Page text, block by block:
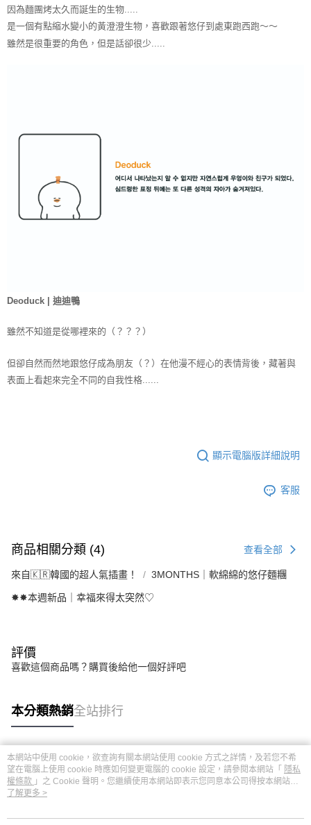
因為麵團烤太久而誕生的生物.....
是一個有點縮水變小的黃澄澄生物， 喜歡跟著悠仔到處東跑西跑～～
雖然是很重要的角色，但是話卻很少.....
Deoduck | 迪迪鴨
雖然不知道是從哪裡來的（？？？）
但卻自然而然地跟悠仔成為朋友（？） 在他漫不經心的表情背後， 藏著與
表面上看起來完全不同的自我性格......
顯示電腦版詳細說明
客服
商品相關分類 (4) 查看全部
來自🇰🇷韓國的超人氣插畫！ 3MONTHS｜軟綿綿的悠仔麵糰
✸✸本週新品｜幸福來得太突然♡
評價
喜歡這個商品嗎？購買後給他一個好評吧
本分類熱銷全站排行
熱門標籤
本網站中使用 cookie，欲查詢有關本網站使用 cookie 方式之詳情，及若您不希
望在電腦上使用 cookie 時應如何變更電腦的 cookie 設定，請參閱本網站「 隱私
權條款 」之 Cookie 聲明。您繼續使用本網站即表示您同意本公司得按本網站使
用條款之 Cookie 聲明使用 cookie。
了解更多 >